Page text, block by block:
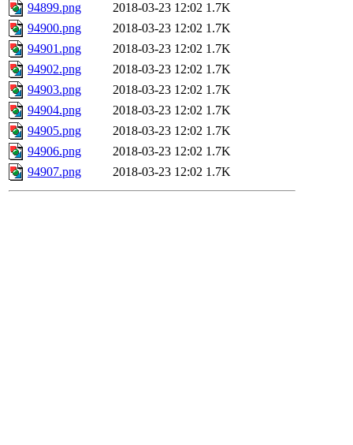
94899.png
2018-03-23 12:02 1.7K
94900.png
2018-03-23 12:02 1.7K
94901.png
2018-03-23 12:02 1.7K
94902.png
2018-03-23 12:02 1.7K
94903.png
2018-03-23 12:02 1.7K
94904.png
2018-03-23 12:02 1.7K
94905.png
2018-03-23 12:02 1.7K
94906.png
2018-03-23 12:02 1.7K
94907.png
2018-03-23 12:02 1.7K